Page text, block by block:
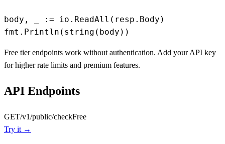
body, _ := io.ReadAll(resp.Body)
fmt.Println( string (body))
Free tier endpoints work without authentication. Add your API key
for higher rate limits and premium features.
API Endpoints
GET/v1/public/checkFree
Try it →